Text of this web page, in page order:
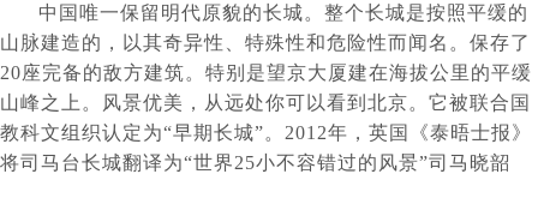
山脉建造的，以其奇异性、特殊性和危险性而闻名。保存了
20座完备的敌方建筑。特别是望京大厦建在海拔公里的平缓
山峰之上。风景优美，从远处你可以看到北京。它被联合国
教科文组织认定为“早期长城”。2012年，英国《泰晤士报》
将司马台长城翻译为“世界25小不容错过的风景”司马晓韶